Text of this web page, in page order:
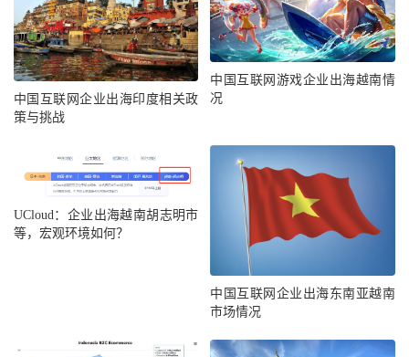
中国互联网企业出海印度相关政
策与挑战
中国互联网游戏企业出海越南情
况
UCloud：企业出海越南胡志明市
等，宏观环境如何？
中国互联网企业出海东南亚越南
市场情况